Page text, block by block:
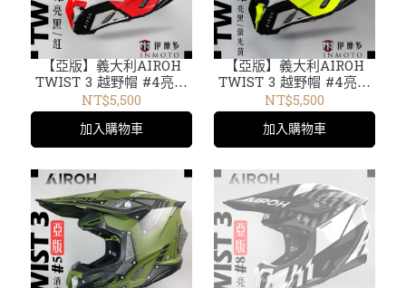
【亞版】義大利AIROH
TWIST 3 越野帽 #4亮黑
紅 TW3K55
NT$5,500
加入購物車
【亞版】義大利AIROH
TWIST 3 越野帽 #4亮黑
螢光黃 TW3K31
NT$5,500
加入購物車